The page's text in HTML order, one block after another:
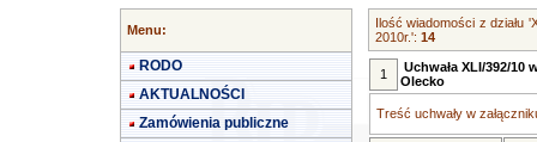
Menu:
RODO
AKTUALNOŚCI
Zamówienia publiczne
Ilość wiadomości z działu
2010r.': 14
1
Uchwała XLI/392/
Olecko
Treść uchwały w